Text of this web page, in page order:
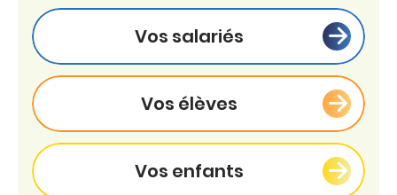
Vos salariés
Vos élèves
Vos enfants